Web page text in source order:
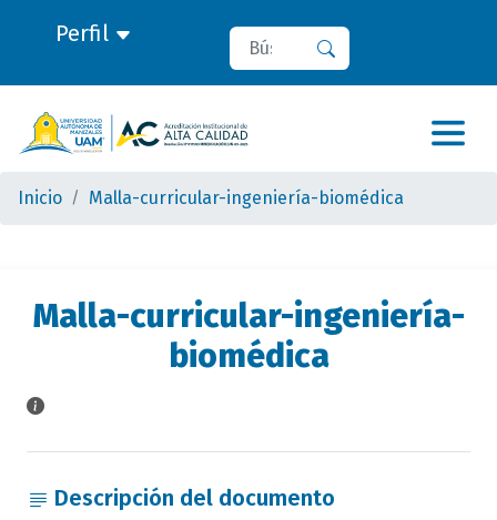
Perfil Buscar
Inicio Malla-curricular-ingeniería-biomédica
Malla-curricular-ingeniería-
biomédica
Descripción del documento